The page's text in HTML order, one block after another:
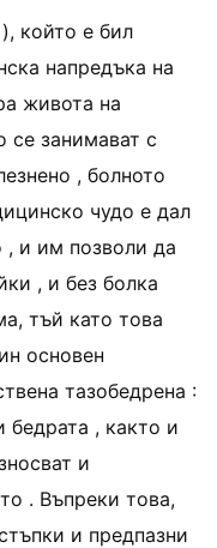
който е бил
напредъка на
живота на
се занимават с
, болното
чудо е дал
, и им позволи да
, и без болка
тъй като това
основен
тазобедрена :
бедрата , както и
и
. Въпреки това,
и предпазни